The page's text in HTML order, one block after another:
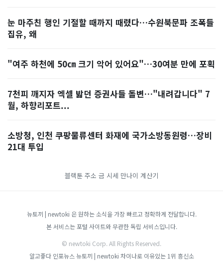
눈 마주친 행인 기절할 때까지 때렸다…수원북문파 조폭들
집유, 왜
"여주 하천에 50㎝ 크기 악어 있어요"…30여분 만에 포획
7천피 깨지자 엑셀 밟던 증권사들 돌변…"내려갑니다" 7
월, 하향리포트...
소방청, 인천 쿠팡물류센터 화재에 국가소방동원령…장비
21대 투입
블랙툰 주소 금 시세 만나이 계산기
뉴토끼 | newtoki 은 원하는 소식을 가장 빠르고 정확하게 전달합니다.
본 서비스는 포털 사이트와 무관한 독립 서비스입니다.
© newtoki Corp. All Rights Reserved.
알고좋다 인포뉴스 뉴토끼 | newtoki 차이나로 이유있는 1위 흥신소